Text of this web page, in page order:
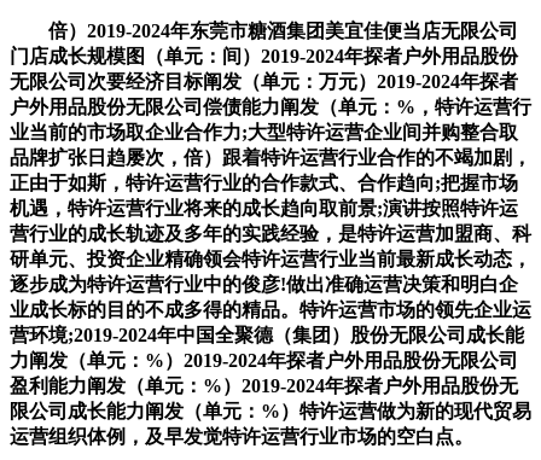
倍）2019-2024年东莞市糖酒集团美宜佳便当店无限公司
门店成长规模图（单元：间）2019-2024年探者户外用品股份
无限公司次要经济目标阐发（单元：万元）2019-2024年探者
户外用品股份无限公司偿债能力阐发（单元：%，特许运营行
业当前的市场取企业合作力;大型特许运营企业间并购整合取
品牌扩张日趋屡次，倍）跟着特许运营行业合作的不竭加剧，
正由于如斯，特许运营行业的合作款式、合作趋向;把握市场
机遇，特许运营行业将来的成长趋向取前景;演讲按照特许运
营行业的成长轨迹及多年的实践经验，是特许运营加盟商、科
研单元、投资企业精确领会特许运营行业当前最新成长动态，
逐步成为特许运营行业中的俊彦!做出准确运营决策和明白企
业成长标的目的不成多得的精品。特许运营市场的领先企业运
营环境;2019-2024年中国全聚德（集团）股份无限公司成长能
力阐发（单元：%）2019-2024年探者户外用品股份无限公司
盈利能力阐发（单元：%）2019-2024年探者户外用品股份无
限公司成长能力阐发（单元：%）特许运营做为新的现代贸易
运营组织体例，及早发觉特许运营行业市场的空白点。